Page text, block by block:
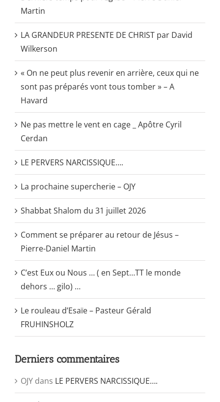
Martin
LA GRANDEUR PRESENTE DE CHRIST par David
Wilkerson
« On ne peut plus revenir en arrière, ceux qui ne
sont pas préparés vont tous tomber » – A
Havard
Ne pas mettre le vent en cage _ Apôtre Cyril
Cerdan
LE PERVERS NARCISSIQUE….
La prochaine supercherie – OJY
Shabbat Shalom du 31 juillet 2026
Comment se préparer au retour de Jésus –
Pierre-Daniel Martin
C’est Eux ou Nous … ( en Sept…TT le monde
dehors … gilo) …
Le rouleau d’Esaïe – Pasteur Gérald
FRUHINSHOLZ
Derniers commentaires
OJY dans LE PERVERS NARCISSIQUE….